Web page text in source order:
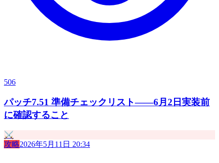
506
パッチ7.51 準備チェックリスト——6月2日実装前
に確認すること
⚔️
攻略2026年5月11日 20:34